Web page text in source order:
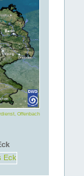
Offenbach